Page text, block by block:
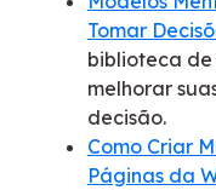
Tomar
biblioteca de
melhorar
decisão.
Como Criar
Páginas da